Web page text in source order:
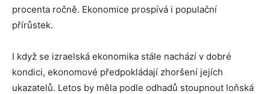
procenta ročně. Ekonomice prospívá i populační
přírůstek.
I když se izraelská ekonomika stále nachází v dobré
kondici, ekonomové předpokládají zhoršení jejích
ukazatelů. Letos by měla podle odhadů stoupnout loňská